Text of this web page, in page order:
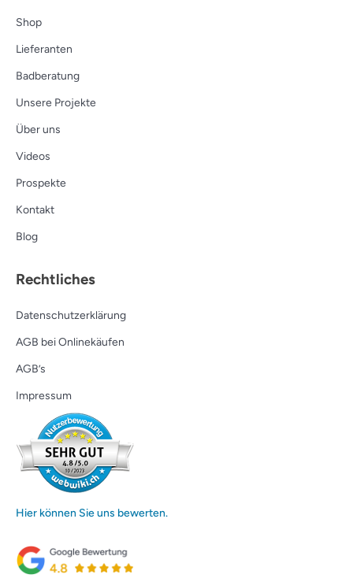
Shop
Lieferanten
Badberatung
Unsere Projekte
Über uns
Videos
Prospekte
Kontakt
Blog
Rechtliches
Datenschutzerklärung
AGB bei Onlinekäufen
AGB’s
Impressum
Hier können Sie uns bewerten.